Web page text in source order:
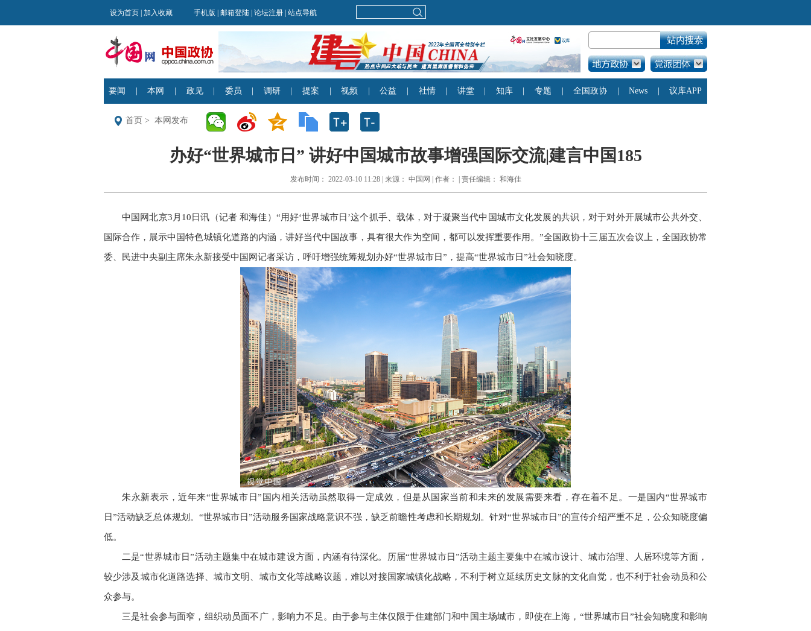
首页 > 本网发布
办好“世界城市日” 讲好中国城市故事增强国际交流|建言中国185
发布时间： 2022-03-10 11:28 | 来源： 中国网 | 作者： | 责任编辑： 和海佳
中国网北京3月10日讯（记者 和海佳）“用好‘世界城市日’这个抓手、载体，对于凝聚当代中国城市文化发展的共识，对于对外开展城市公共外交、
国际合作，展示中国特色城镇化道路的内涵，讲好当代中国故事，具有很大作为空间，都可以发挥重要作用。”全国政协十三届五次会议上，全国政协常
委、民进中央副主席朱永新接受中国网记者采访，呼吁增强统筹规划办好“世界城市日”，提高“世界城市日”社会知晓度。
朱永新表示，近年来“世界城市日”国内相关活动虽然取得一定成效，但是从国家当前和未来的发展需要来看，存在着不足。一是国内“世界城市
日”活动缺乏总体规划。“世界城市日”活动服务国家战略意识不强，缺乏前瞻性考虑和长期规划。针对“世界城市日”的宣传介绍严重不足，公众知晓度偏
低。
二是“世界城市日”活动主题集中在城市建设方面，内涵有待深化。历届“世界城市日”活动主题主要集中在城市设计、城市治理、人居环境等方面，
较少涉及城市化道路选择、城市文明、城市文化等战略议题，难以对接国家城镇化战略，不利于树立延续历史文脉的文化自觉，也不利于社会动员和公
众参与。
三是社会参与面窄，组织动员面不广，影响力不足。由于参与主体仅限于住建部门和中国主场城市，即使在上海，“世界城市日”社会知晓度和影响